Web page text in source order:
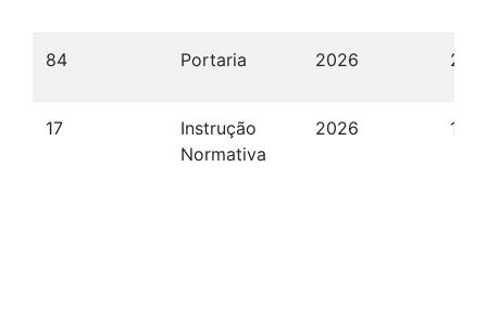
84 Portaria 2026 26/
17
Instrução
Normativa
2026 15/